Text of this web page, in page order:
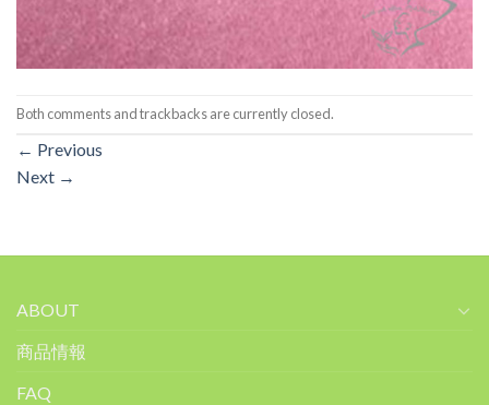
Both comments and trackbacks are currently closed.
← Previous
Next →
ABOUT
商品情報
FAQ